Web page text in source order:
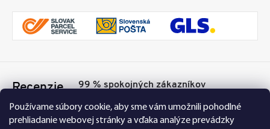
Používame súbory cookie, aby sme vám umožnili pohodlné
prehliadanie webovej stránky a vďaka analýze prevádzky
Recenzie 99 % spokojných zákazníkov